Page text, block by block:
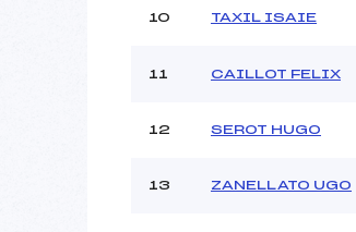
10 TAXIL ISAIE
11 CAILLOT FELIX
12 SEROT HUGO
13 ZANELLATO UGO